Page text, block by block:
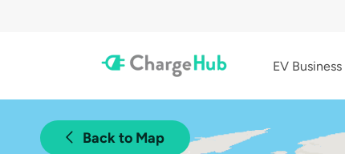
EV
Back to Map